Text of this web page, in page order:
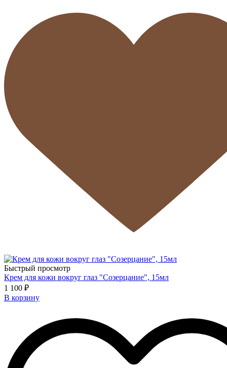
Быстрый просмотр
Крем для кожи вокруг глаз "Созерцание", 15мл
1 100 ₽
В корзину